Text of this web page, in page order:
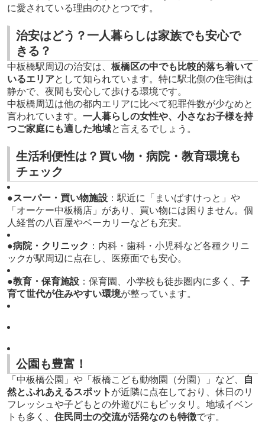
に愛されている理由のひとつです。
治安はどう？一人暮らしは家族でも安心で
きる？
中板橋駅周辺の治安は、 板橋区の中でも比較的落ち着いて
いるエリアとして知られています。特に駅北側の住宅街は
静かで、夜間も安心して歩ける環境です。
中板橋周辺は他の都内エリアに比べて犯罪件数が少なめと
言われています。 一人暮らしの女性や、小さなお子様を持
つご家庭にも適した地域と言えるでしょう。
生活利便性は？買い物・病院・教育環境も
チェック
●スーパー・買い物施設：駅近に「まいばすけっと」や
「オーケー中板橋店」があり、買い物には困りません。個
人経営の八百屋やベーカリーなども充実。
●病院・クリニック ：内科・歯科・小児科など各種クリニ
ックが駅周辺に点在し、医療面でも安心。
●教育・保育施設：保育園、小学校も徒歩圏内に多く、 子
育て世代が住みやすい環境が整っています。
公園も豊富！
「中板橋公園」や「板橋こども動物園（分園）」など、
自
然とふれあえるスポット が近隣に点在しており、休日のリ
フレッシュや子どもとの外遊びにもピッタリ。地域イベン
トも多く、 住民同士の交流が活発なのも特徴です。